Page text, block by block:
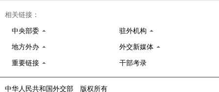
相关链接：
中央部委 驻外机构
地方外办 外交新媒体
重要链接 干部考录
中华人民共和国外交部 版权所有